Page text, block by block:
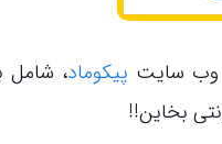
پیکوماد
بخاین!!